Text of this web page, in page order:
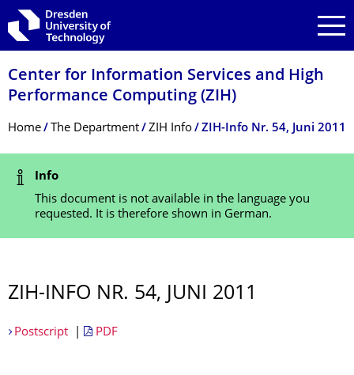
Skip to main navigation
Skip to search
Skip to content
Center for Information Services and High
Performance Computing (ZIH)
Breadcrumb Menu
Home The Department ZIH Info ZIH-Info Nr. 54, Juni 2011
Status Message
Info
This document is not available in the language you
requested. It is therefore shown in German.
ZIH-INFO NR. 54, JUNI 2011
Postscript| PDF